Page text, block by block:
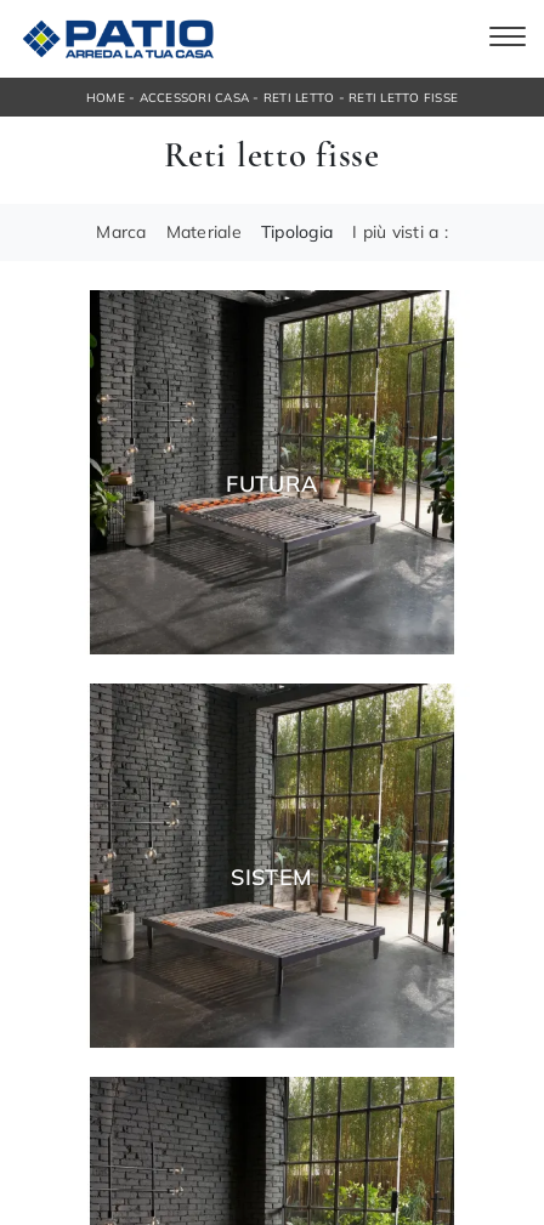
HOME- ACCESSORI CASA - RETI LETTO -RETI LETTO FISSE
Reti letto fisse
Marca Materiale Tipologia I più visti a :
FUTURA
SISTEM